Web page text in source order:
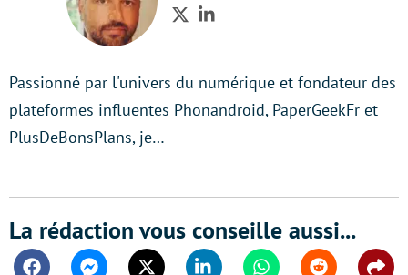
TwitterLinkedIn
Passionné par l'univers du numérique et fondateur des
plateformes influentes Phonandroid, PaperGeekFr et
PlusDeBonsPlans, je…
La rédaction vous conseille aussi...